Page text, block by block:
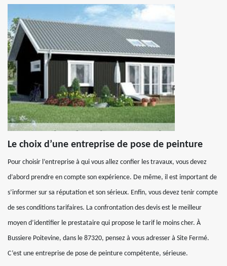
Le choix d’une entreprise de pose de peinture
Pour choisir l’entreprise à qui vous allez confier les travaux, vous devez
d’abord prendre en compte son expérience. De même, il est important de
s’informer sur sa réputation et son sérieux. Enfin, vous devez tenir compte
de ses conditions tarifaires. La confrontation des devis est le meilleur
moyen d’identifier le prestataire qui propose le tarif le moins cher. À
Bussiere Poitevine, dans le 87320, pensez à vous adresser à Site Fermé.
C’est une entreprise de pose de peinture compétente, sérieuse.